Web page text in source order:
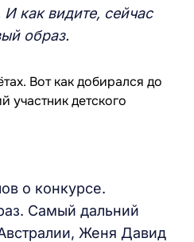
как видите, сейчас
образ.
о конкурсе.
Самый дальний
Женя Давид